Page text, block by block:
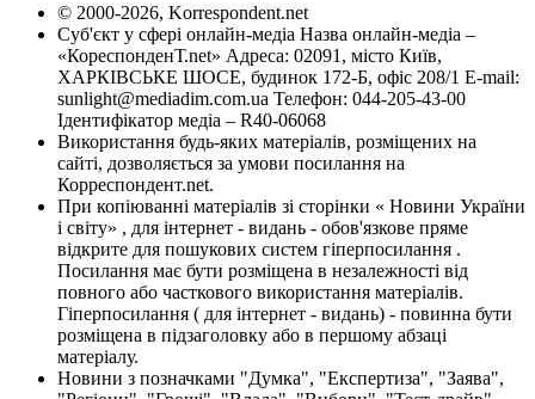
© 2000-2026, Korrespondent.net
Суб'єкт у сфері онлайн-медіа Назва онлайн-медіа –
«КореспонденТ.net» Адреса: 02091, місто Київ,
ХАРКІВСЬКЕ ШОСЕ, будинок 172-Б, офіс 208/1 E-mail:
sunlight@mediadim.com.ua Телефон: 044-205-43-00
Ідентифікатор медіа – R40-06068
Використання будь-яких матеріалів, розміщених на
сайті, дозволяється за умови посилання на
Корреспондент.net.
При копіюванні матеріалів зі сторінки « Новини України
і світу» , для інтернет - видань - обов'язкове пряме
відкрите для пошукових систем гіперпосилання .
Посилання має бути розміщена в незалежності від
повного або часткового використання матеріалів.
Гіперпосилання ( для інтернет - видань) - повинна бути
розміщена в підзаголовку або в першому абзаці
матеріалу.
Новини з позначками "Думка", "Експертиза", "Заява",